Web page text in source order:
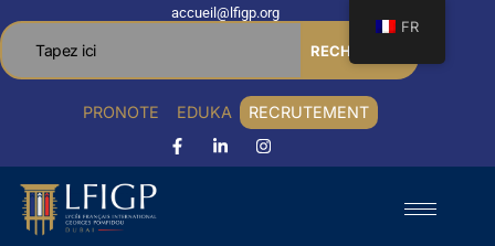
accueil@lfigp.org
RECHERCHER
PRONOTE EDUKA RECRUTEMENT
FR